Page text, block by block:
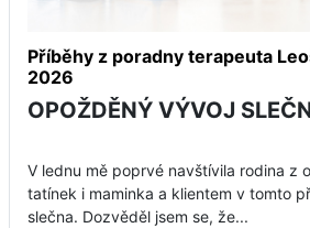
Příběhy z poradny terapeuta
2026
OPOŽDĚNÝ VÝVOJ
V lednu mě poprvé navštívila rodina z
tatínek i maminka a klientem v tomto
slečna. Dozvěděl jsem se, že...